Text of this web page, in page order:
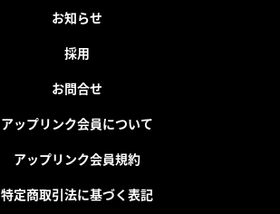
お知らせ
採用
お問合せ
アップリンク会員について
アップリンク会員規約
特定商取引法に基づく表記